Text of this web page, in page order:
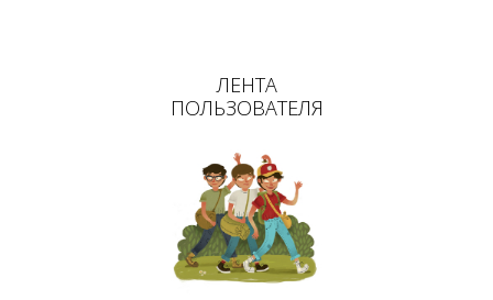
ЛЕНТА
ПОЛЬЗОВАТЕЛЯ